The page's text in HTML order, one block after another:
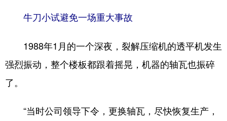
牛刀小试避免一场重大事故
1988年1月的一个深夜，裂解压缩机的透平机发生
强烈振动，整个楼板都跟着摇晃，机器的轴瓦也振碎
了。
“当时公司领导下令，更换轴瓦，尽快恢复生产，